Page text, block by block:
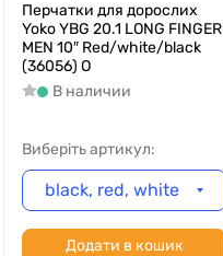
Перчатки для дорослих
Yoko YBG 20.1 LONG FINGER
MEN 10″ Red/white/black
(36056) O
В наличии
Виберіть артикул:
black, red, white
Додати в кошик